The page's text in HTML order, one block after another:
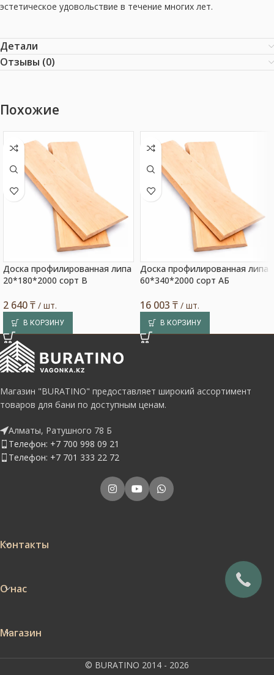
эстетическое удовольствие в течение многих лет.
Детали
Отзывы (0)
Похожие
Доска профилированная липа
20*180*2000 сорт В
2 640₸ / шт.
В КОРЗИНУ
Доска профилированная липа
60*340*2000 сорт АБ
16 003 ₸ / шт.
В КОРЗИНУ
Магазин "BURATINO" предоставляет широкий ассортимент
товаров для бани по доступным ценам.
Алматы, Ратушного 78 Б
Телефон: +7 700 998 09 21
Телефон: +7 701 333 22 72
Контакты
О нас
Магазин
© BURATINO 2014 - 2026